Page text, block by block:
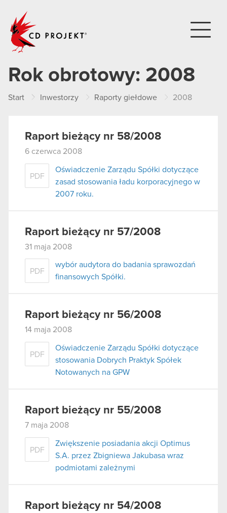
Rok obrotowy: 2008
Start Inwestorzy Raporty giełdowe 2008
Raport bieżący nr 58/2008
6 czerwca 2008
PDF
Oświadczenie Zarządu Spółki dotyczące
zasad stosowania ładu korporacyjnego w
2007 roku.
Raport bieżący nr 57/2008
31 maja 2008
PDF
wybór audytora do badania sprawozdań
finansowych Spółki.
Raport bieżący nr 56/2008
14 maja 2008
PDF
Oświadczenie Zarządu Spółki dotyczące
stosowania Dobrych Praktyk Spółek
Notowanych na GPW
Raport bieżący nr 55/2008
7 maja 2008
PDF
Zwiększenie posiadania akcji Optimus
S.A. przez Zbigniewa Jakubasa wraz
podmiotami zależnymi
Raport bieżący nr 54/2008